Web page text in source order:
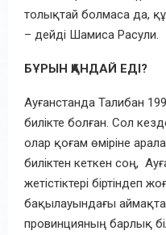
толықтай болмаса да,
– дейді Шамиса Расули.
БҰРЫН ҚАНДАЙ ЕДІ?
Ауғанстанда Талибан
билікте болған. Сол
олар қоғам өміріне
биліктен кеткен соң,
жетістіктері біртіндеп
бақылауындағы
провинцияның барлық